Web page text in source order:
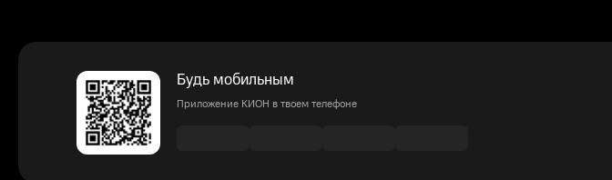
Будь мобильным
Приложение КИОН в твоем телефоне